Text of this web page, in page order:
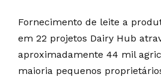
Fornecimento de leite a
em 22 projetos Dairy Hub
aproximadamente 44 mil
maioria pequenos